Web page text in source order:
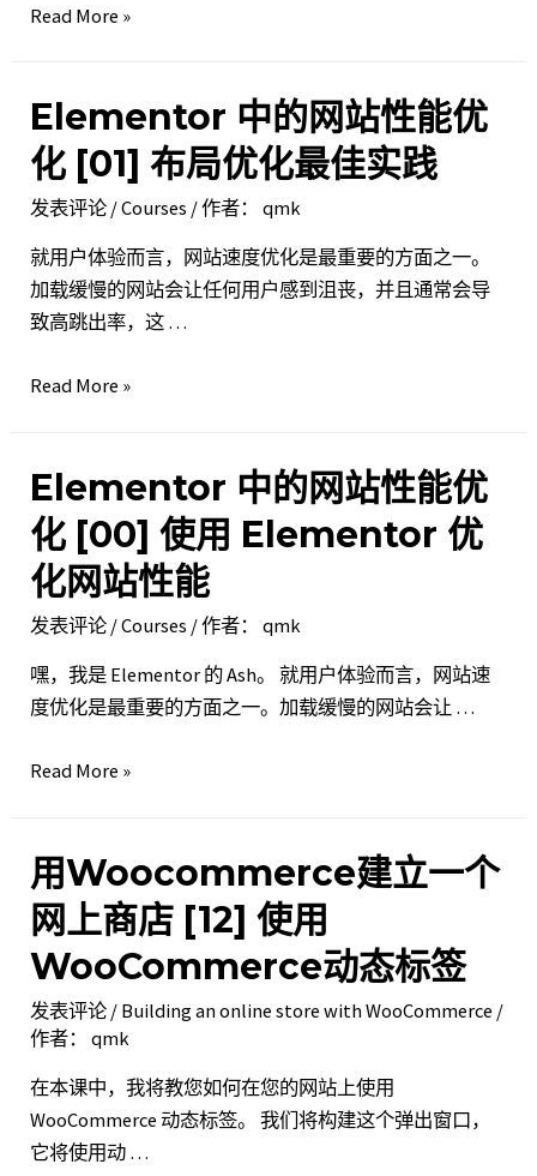
升
Elementor
网
站
性
能
化 [02]
优
化
Read More »
Elementor 中的网站性能优
化 [01] 布局优化最佳实践
发表评论 /Courses / 作者： qmk
就用户体验而言，网站速度优化是最重要的方面之一。
加载缓慢的网站会让任何用户感到沮丧，并且通常会导
致高跳出率，这 …
Elementor
网
站
性
能
优
布
局
化
实
践
Read More »
Elementor 中的网站性能优
化 [00] 使用 Elementor 优
化网站性能
发表评论 /Courses / 作者： qmk
嘿，我是 Elementor 的 Ash。 就用户体验而言，网站速
度优化是最重要的方面之一。加载缓慢的网站会让 …
Elementor
网
站
性
能
优
化
使
用
Elementor
Read More »
用Woocommerce建立一个
网上商店 [12] 使用
WooCommerce动态标签
发表评论 / Building an online store with WooCommerce /
作者：
qmk
在本课中，我将教您如何在您的网站上使用
WooCommerce 动态标签。 我们将构建这个弹出窗口，
它将使用动 …